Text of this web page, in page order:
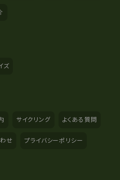
ズ
サイクリング よくある質問
せ プライバシーポリシー